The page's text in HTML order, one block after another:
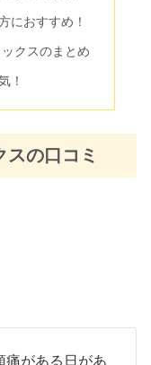
におすすめ！
クスのまとめ
！
の口コミ
痛がある日があ